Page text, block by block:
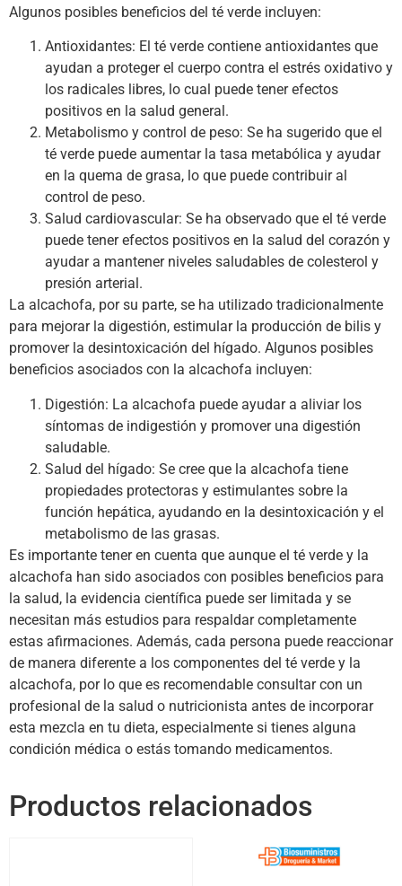
Algunos posibles beneficios del té verde incluyen:
Antioxidantes: El té verde contiene antioxidantes que
ayudan a proteger el cuerpo contra el estrés oxidativo y
los radicales libres, lo cual puede tener efectos
positivos en la salud general.
Metabolismo y control de peso: Se ha sugerido que el
té verde puede aumentar la tasa metabólica y ayudar
en la quema de grasa, lo que puede contribuir al
control de peso.
Salud cardiovascular: Se ha observado que el té verde
puede tener efectos positivos en la salud del corazón y
ayudar a mantener niveles saludables de colesterol y
presión arterial.
La alcachofa, por su parte, se ha utilizado tradicionalmente
para mejorar la digestión, estimular la producción de bilis y
promover la desintoxicación del hígado. Algunos posibles
beneficios asociados con la alcachofa incluyen:
Digestión: La alcachofa puede ayudar a aliviar los
síntomas de indigestión y promover una digestión
saludable.
Salud del hígado: Se cree que la alcachofa tiene
propiedades protectoras y estimulantes sobre la
función hepática, ayudando en la desintoxicación y el
metabolismo de las grasas.
Es importante tener en cuenta que aunque el té verde y la
alcachofa han sido asociados con posibles beneficios para
la salud, la evidencia científica puede ser limitada y se
necesitan más estudios para respaldar completamente
estas afirmaciones. Además, cada persona puede reaccionar
de manera diferente a los componentes del té verde y la
alcachofa, por lo que es recomendable consultar con un
profesional de la salud o nutricionista antes de incorporar
esta mezcla en tu dieta, especialmente si tienes alguna
condición médica o estás tomando medicamentos.
Productos relacionados